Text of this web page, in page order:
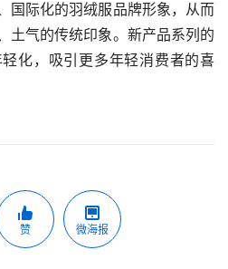
国际化的羽绒服品牌形象，从而
土气的传统印象。新产品系列的
化，吸引更多年轻消费者的喜
赞 微海报